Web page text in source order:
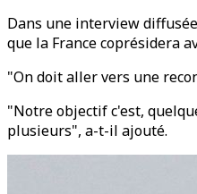
Dans une interview
que la France coprésidera
"On doit aller vers une
"Notre objectif c'est,
plusieurs", a-t-il ajouté.